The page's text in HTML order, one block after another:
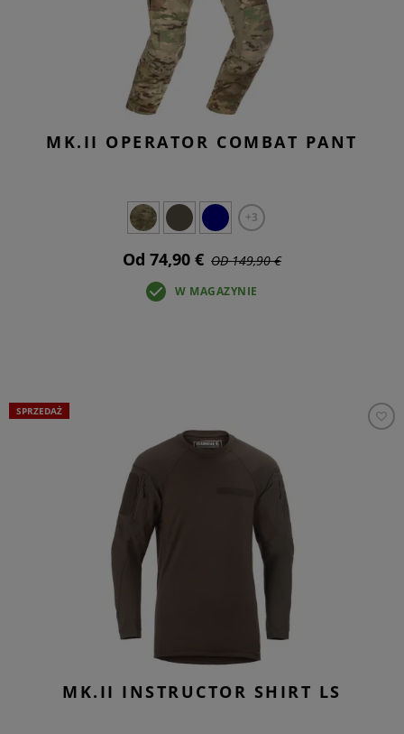
MK.II OPERATOR COMBAT PANT
+3
Od 74,90 € OD 149,90 €
W MAGAZYNIE
SPRZEDAŻ
MK.II INSTRUCTOR SHIRT LS